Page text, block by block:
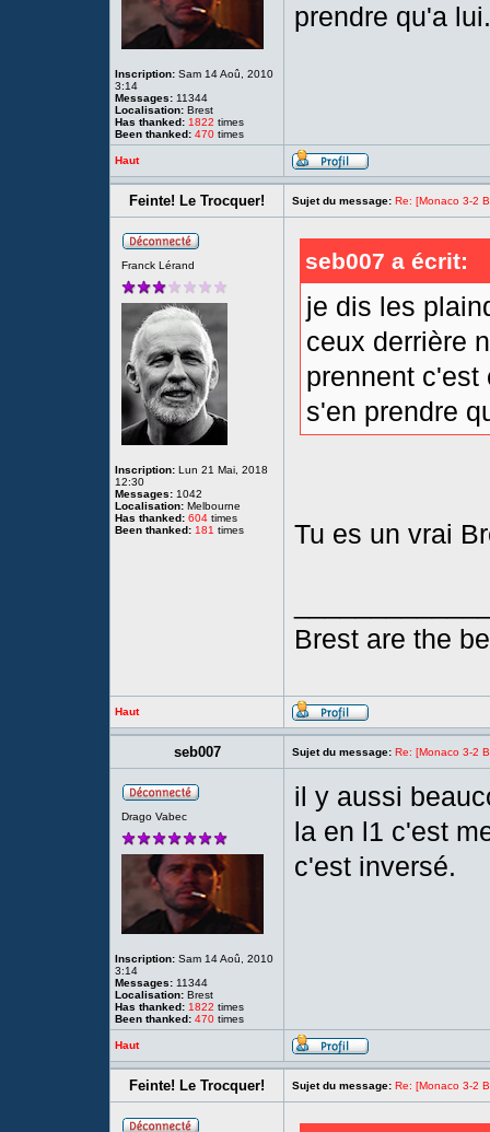
Inscription: Sam 14 Aoû, 2010
3:14
Messages: 11344
Localisation: Brest
Has thanked: 1822 times
Been thanked: 470 times
prendre qu'a lui.
Haut
Feinte! Le Trocquer! Sujet du message: Re: [Monaco 3-2
Franck Lérand
Inscription: Lun 21 Mai, 2018
12:30
Messages: 1042
Localisation: Melbourne
Has thanked: 604 times
Been thanked: 181 times
seb007 a écrit:
je dis les
ceux derrière
prennent c'est
s'en prendre
Tu es un vrai
Brest are the
Haut
seb007 Sujet du message: Re: [Monaco 3-2
Drago Vabec
Inscription: Sam 14 Aoû, 2010
3:14
Messages: 11344
Localisation: Brest
Has thanked: 1822 times
Been thanked: 470 times
il y aussi
la en l1 c'est
c'est inversé.
Haut
Feinte! Le Trocquer! Sujet du message: Re: [Monaco 3-2